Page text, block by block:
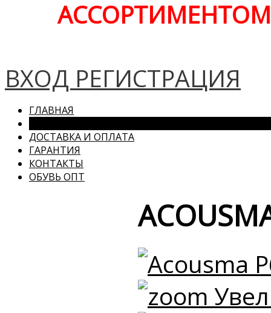
ВХОД РЕГИСТРАЦИЯ
ГЛАВНАЯ
ДОСТАВКА И ОПЛАТА
ГАРАНТИЯ
КОНТАКТЫ
ОБУВЬ ОПТ